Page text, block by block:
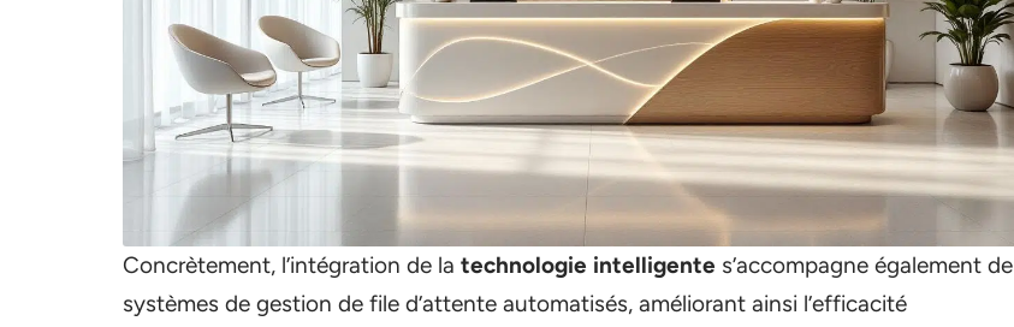
Concrètement, l’intégration de la technologie intelligente s’accompagne également de
systèmes de gestion de file d’attente automatisés, améliorant ainsi l’efficacité